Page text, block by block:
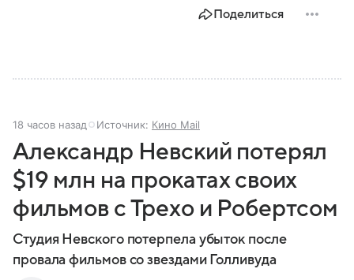
Поделиться
18 часов назад Источник: Кино Mail
Александр Невский потерял
$19 млн на прокатах своих
фильмов с Трехо и Робертсом
Студия Невского потерпела убыток после
провала фильмов со звездами Голливуда